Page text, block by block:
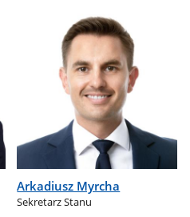
Arkadiusz Myrcha
Sekretarz Stanu